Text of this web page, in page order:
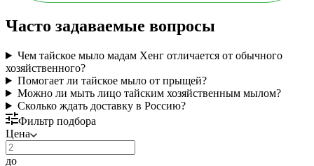
Часто задаваемые вопросы
Чем тайское мыло мадам Хенг отличается от обычного
хозяйственного?
Помогает ли тайское мыло от прыщей?
Можно ли мыть лицо тайским хозяйственным мылом?
Сколько ждать доставку в Россию?
Фильтр подбора
Цена
до